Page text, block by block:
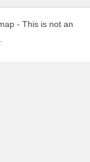
- This is not an